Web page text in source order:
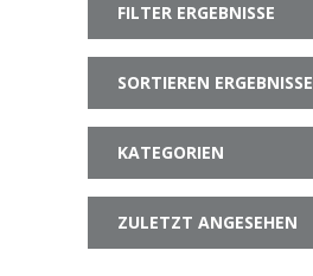
FILTER ERGEBNISSE
SORTIEREN ERGEBNISSE
KATEGORIEN
ZULETZT ANGESEHEN